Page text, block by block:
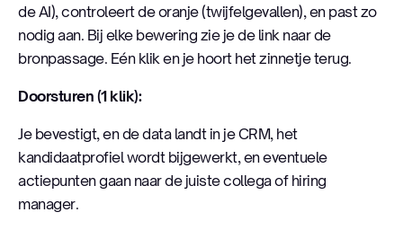
de AI), controleert de oranje (twijfelgevallen), en past zo
nodig aan. Bij elke bewering zie je de link naar de
bronpassage. Eén klik en je hoort het zinnetje terug.
Doorsturen (1 klik):
Je bevestigt, en de data landt in je CRM, het
kandidaatprofiel wordt bijgewerkt, en eventuele
actiepunten gaan naar de juiste collega of hiring
manager.